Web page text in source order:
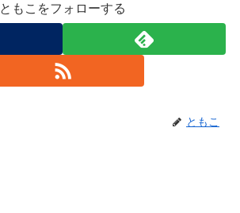
ともこをフォローする
ともこ